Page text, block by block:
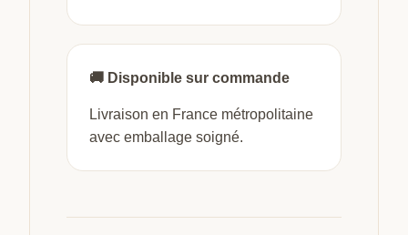
🚚 Disponible sur commande
Livraison en France métropolitaine
avec emballage soigné.